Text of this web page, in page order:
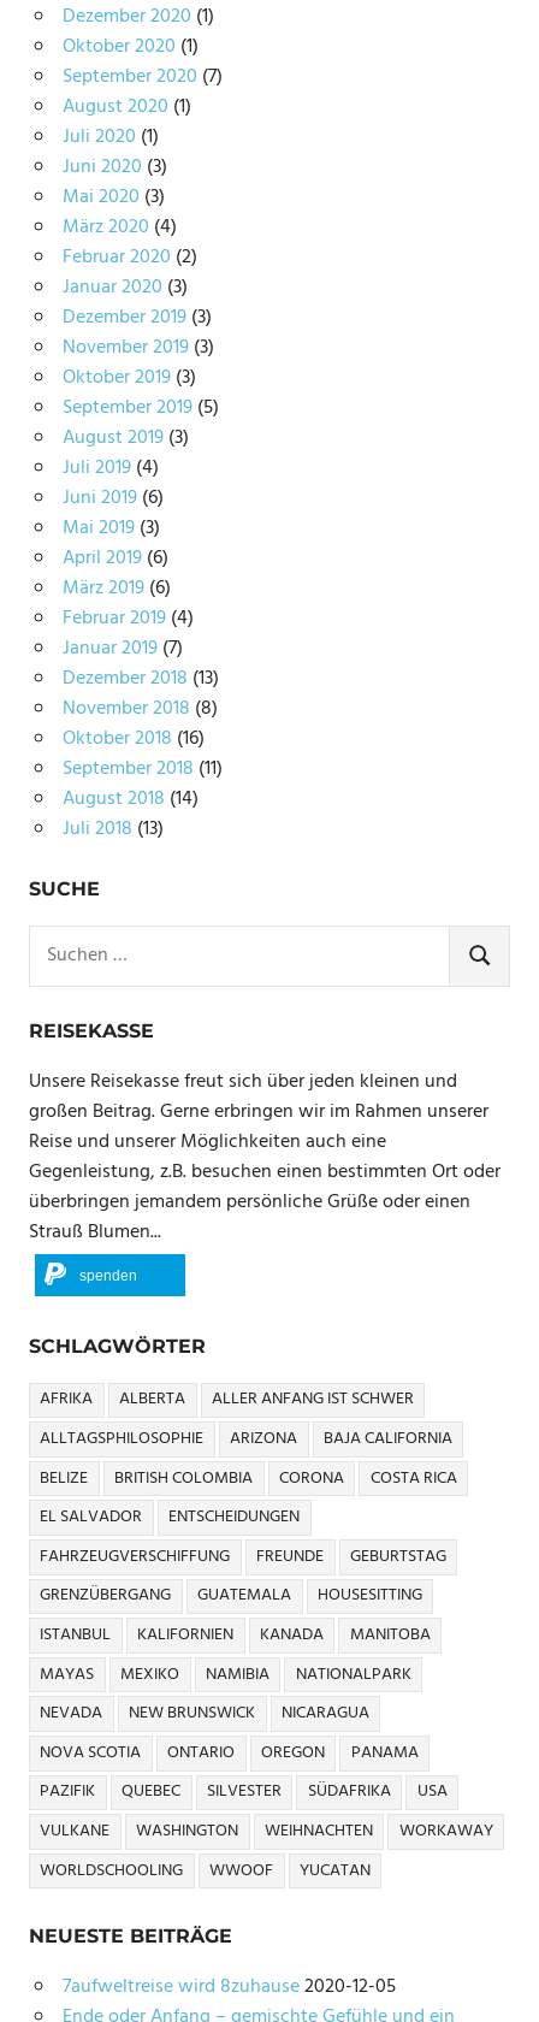
Dezember 2020 (1)
Oktober 2020 (1)
September 2020 (7)
August 2020 (1)
Juli 2020 (1)
Juni 2020 (3)
Mai 2020 (3)
März 2020 (4)
Februar 2020 (2)
Januar 2020 (3)
Dezember 2019(3)
November 2019(3)
Oktober 2019(3)
September 2019(5)
August 2019(3)
Juli 2019(4)
Juni 2019(6)
Mai 2019(3)
April 2019(6)
März 2019(6)
Februar 2019(4)
Januar 2019(7)
Dezember 2018 (13)
November 2018 (8)
Oktober 2018 (16)
September 2018 (11)
August 2018 (14)
Juli 2018 (13)
SUCHE
Suchen
nach:
SUCHEN
REISEKASSE
Unsere Reisekasse freut sich über jeden kleinen und
großen Beitrag. Gerne erbringen wir im Rahmen unserer
Reise und unserer Möglichkeiten auch eine
Gegenleistung, z.B. besuchen einen bestimmten Ort oder
überbringen jemandem persönliche Grüße oder einen
Strauß Blumen...
spenden
SCHLAGWÖRTER
AFRIKA ALBERTA
ALLER ANFANG IST SCHWER
ALLTAGSPHILOSOPHIE
ARIZONA
BAJA CALIFORNIA
BELIZE
BRITISH COLOMBIA CORONA
COSTA RICA
EL SALVADOR
ENTSCHEIDUNGEN
FAHRZEUGVERSCHIFFUNG
FREUNDE
GEBURTSTAG
GRENZÜBERGANG
GUATEMALA
HOUSESITTING
ISTANBUL
KALIFORNIEN KANADA
MANITOBA
MAYAS
MEXIKO NAMIBIA
NATIONALPARK
NEVADA
NEW BRUNSWICK
NICARAGUA
NOVA SCOTIA
ONTARIO OREGON
PANAMA
PAZIFIK
QUEBEC SILVESTER SÜDAFRIKA
USA
VULKANE
WASHINGTON WEIHNACHTEN
WORKAWAY
WORLDSCHOOLING
WWOOF YUCATAN
NEUESTE BEITRÄGE
7aufweltreise wird 8zuhause2020-12-05